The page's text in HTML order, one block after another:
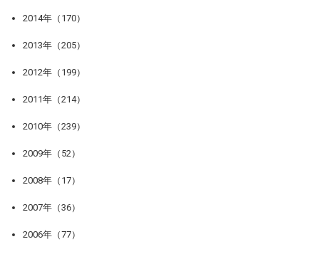
2014年（170）
2013年（205）
2012年（199）
2011年（214）
2010年（239）
2009年（52）
2008年（17）
2007年（36）
2006年（77）